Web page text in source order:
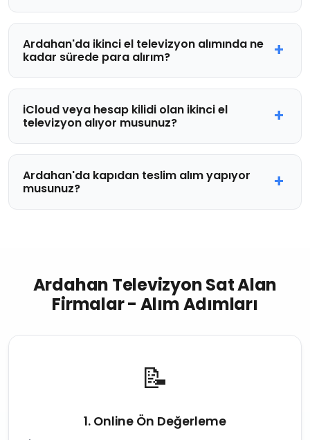
Ardahan'da ikinci el televizyon alımında ne
kadar sürede para alırım?
iCloud veya hesap kilidi olan ikinci el
televizyon alıyor musunuz?
Ardahan'da kapıdan teslim alım yapıyor
musunuz?
Ardahan Televizyon Sat Alan
Firmalar - Alım Adımları
📝
1. Online Ön Değerleme